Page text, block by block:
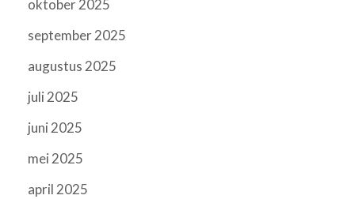
oktober 2025
september 2025
augustus 2025
juli 2025
juni 2025
mei 2025
april 2025